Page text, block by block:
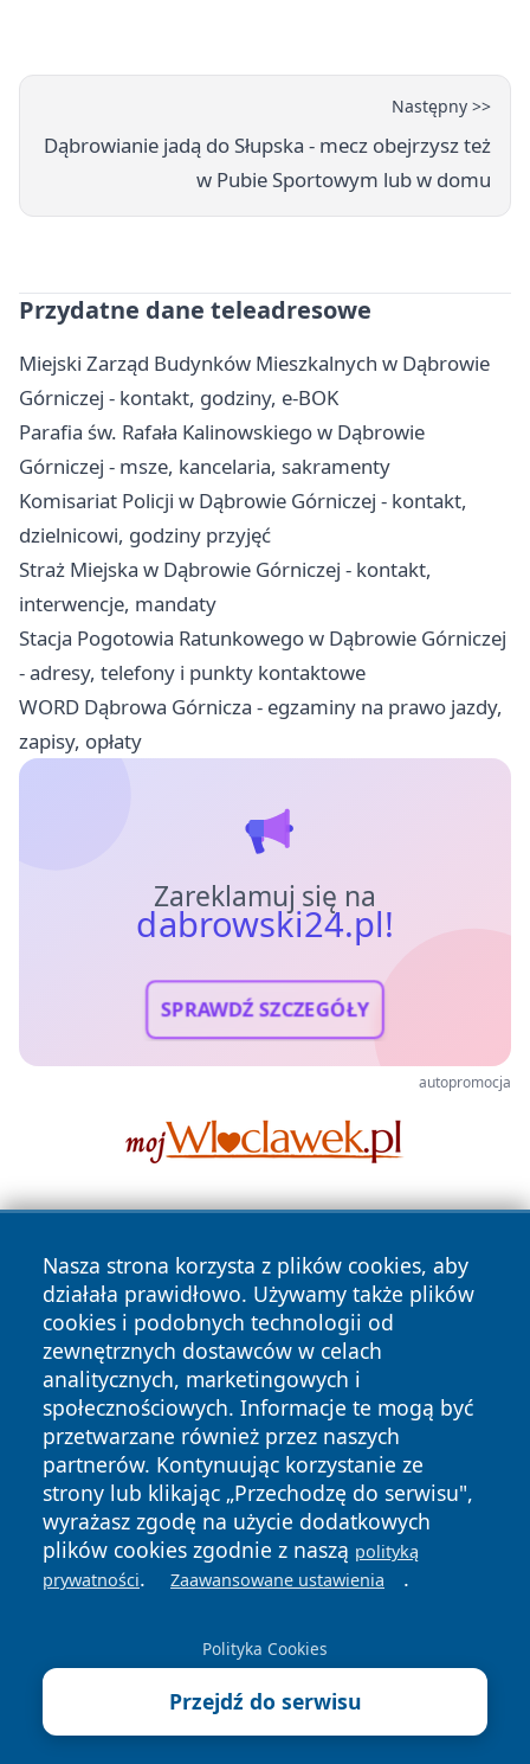
Następny >>
Dąbrowianie jadą do Słupska - mecz obejrzysz też
w Pubie Sportowym lub w domu
Przydatne dane teleadresowe
Miejski Zarząd Budynków Mieszkalnych w Dąbrowie
Górniczej - kontakt, godziny, e-BOK
Parafia św. Rafała Kalinowskiego w Dąbrowie
Górniczej - msze, kancelaria, sakramenty
Komisariat Policji w Dąbrowie Górniczej - kontakt,
dzielnicowi, godziny przyjęć
Straż Miejska w Dąbrowie Górniczej - kontakt,
interwencje, mandaty
Stacja Pogotowia Ratunkowego w Dąbrowie Górniczej
- adresy, telefony i punkty kontaktowe
WORD Dąbrowa Górnicza - egzaminy na prawo jazdy,
zapisy, opłaty
Zareklamuj się na
dabrowski24.pl!
SPRAWDŹ SZCZEGÓŁY
autopromocja
Nasza strona korzysta z plików cookies, aby
działała prawidłowo. Używamy także plików
cookies i podobnych technologii od
zewnętrznych dostawców w celach
analitycznych, marketingowych i
społecznościowych. Informacje te mogą być
przetwarzane również przez naszych
partnerów. Kontynuując korzystanie ze
strony lub klikając „Przechodzę do serwisu",
wyrażasz zgodę na użycie dodatkowych
plików cookies zgodnie z naszą polityką
prywatności. Zaawansowane ustawienia .
Polityka Cookies
Przejdź do serwisu
Copyright © 2026 dabrowski24.pl Wszystkie prawa
zastrzeżone.
News Autorzy
Polityka
Prywatności
Polityka
Cookies